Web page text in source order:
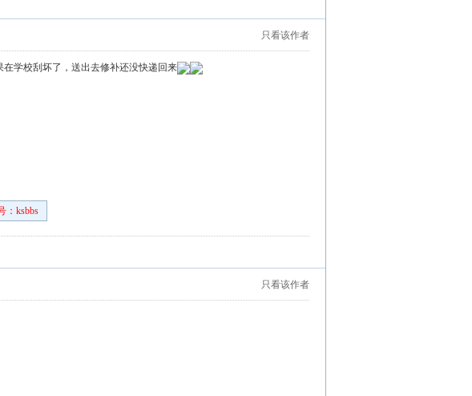
只看该作者
学校刮坏了，送出去修补还没快递回来
：ksbbs
只看该作者